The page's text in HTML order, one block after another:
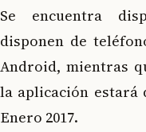
Se encuentra
disponen de
Android, mientras
la aplicación
Enero 2017.